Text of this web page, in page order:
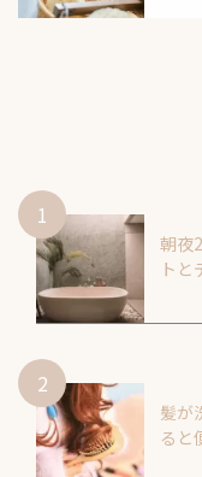
朝夜
トと
髪が
ると